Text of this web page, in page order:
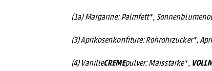
(1a) Margarine: Palmfett*,
(3)Aprikosenkonfitüre: Rohrohrzucker*,
(4) VanilleCREMEpulver: Maisstärke*,